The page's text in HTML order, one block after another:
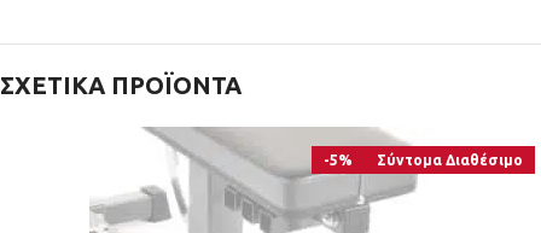
ΣΧΕΤΙΚΆ ΠΡΟΪΌΝΤΑ
-5% Σύντομα Διαθέσιμο